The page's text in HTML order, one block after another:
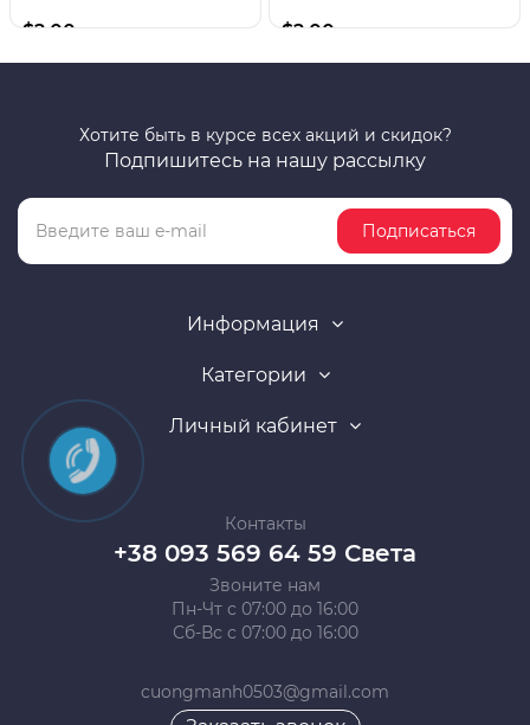
$2.00 $2.00
Хотите быть в курсе всех акций и скидок?
Подпишитесь на нашу рассылку
Подписаться
Информация
Категории
Личный кабинет
Контакты
+38 093 569 64 59 Света
Звоните нам
Пн-Чт с 07:00 до 16:00
Сб-Вс с 07:00 до 16:00
cuongmanh0503@gmail.com